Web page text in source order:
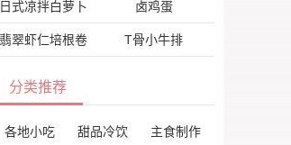
日式凉拌白萝卜 卤鸡蛋
翡翠虾仁培根卷 T骨小牛排
分类推荐
各地小吃 甜品冷饮 主食制作